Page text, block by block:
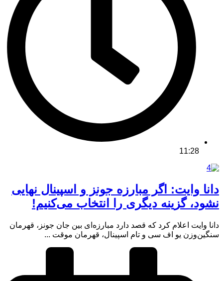
11:28
دانا وایت: اگر مبارزه جونز و اسپینال نهایی
نشود، گزینه دیگری را انتخاب می‌کنیم!
دانا وایت اعلام کرد که قصد دارد مبارزه‌ای بین جان جونز، قهرمان
سنگین‌وزن یو اف سی و تام اسپینال، قهرمان موقت ...